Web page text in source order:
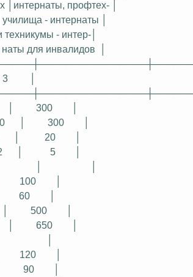
│интернаты, профтех- │
│училища - интернаты │
техникумы - интер-│
наты для инвалидов
3
300
300
20
5
100
60
500
650
120
90